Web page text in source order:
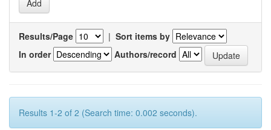
Results/Page | Sort items by
In order
Authors/record
Results 1-2 of 2 (Search time: 0.002 seconds).